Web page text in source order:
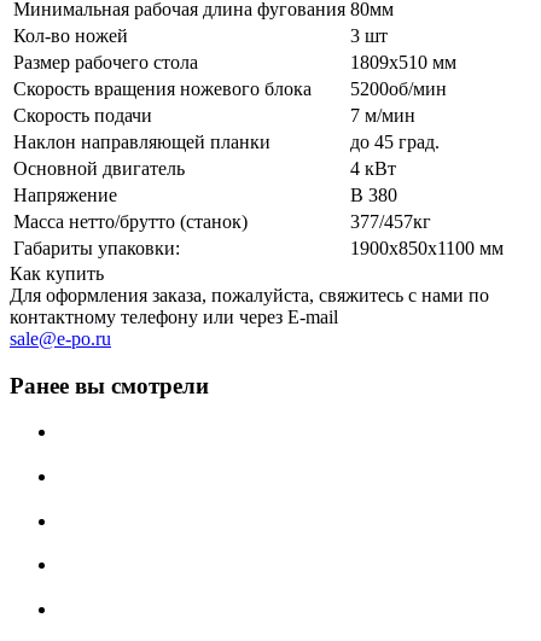
Минимальная рабочая длина фугования 80мм
Кол-во ножей
3 шт
Размер рабочего стола
1809х510 мм
Скорость вращения ножевого блока
5200об/мин
Скорость подачи
7 м/мин
Наклон направляющей планки
до 45 град.
Основной двигатель
4 кВт
Напряжение
В 380
Масса нетто/брутто (станок)
377/457кг
Габариты упаковки:
1900х850х1100 мм
Как купить
Для оформления заказа, пожалуйста, свяжитесь с нами по
контактному телефону или через E-mail
sale@e-po.ru
Ранее вы смотрели